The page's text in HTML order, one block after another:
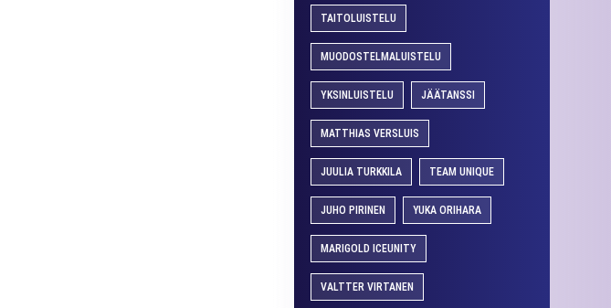
TAITOLUISTELU
MUODOSTELMALUISTELU
YKSINLUISTELU JÄÄTANSSI
MATTHIAS VERSLUIS
JUULIA TURKKILA TEAM UNIQUE
JUHO PIRINEN YUKA ORIHARA
MARIGOLD ICEUNITY
VALTTER VIRTANEN